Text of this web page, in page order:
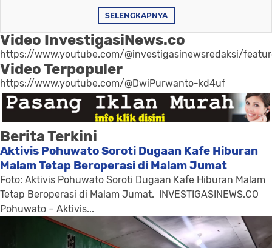
SELENGKAPNYA
Video InvestigasiNews.co
https://www.youtube.com/@investigasinewsredaksi/
Video Terpopuler
https://www.youtube.com/@DwiPurwanto-kd4uf
Berita Terkini
Aktivis Pohuwato Soroti Dugaan Kafe Hiburan
Malam Tetap Beroperasi di Malam Jumat
Foto: Aktivis Pohuwato Soroti Dugaan Kafe Hiburan Malam
Tetap Beroperasi di Malam Jumat. INVESTIGASINEWS.CO
Pohuwato – Aktivis...